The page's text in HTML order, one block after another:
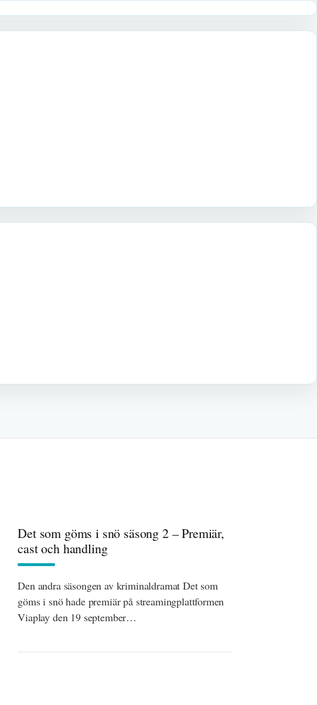
Det som göms i snö säsong 2 – Premiär,
cast och handling
Den andra säsongen av kriminaldramat Det som
göms i snö hade premiär på streamingplattformen
Viaplay den 19 september…